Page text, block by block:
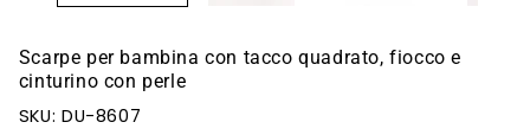
Scarpe per bambina con tacco quadrato, fiocco e
cinturino con perle
SKU: DU-8607